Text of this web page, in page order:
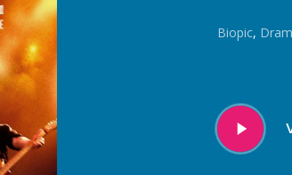
Biopic,
Play
Video